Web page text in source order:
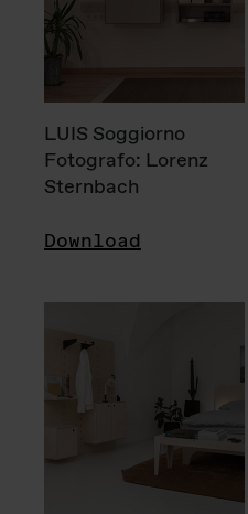
LUIS Soggiorno
Fotografo: Lorenz
Sternbach
Download